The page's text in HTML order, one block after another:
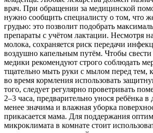
врач. При обращении за медицинской
нужно сообщить специалисту о том, что
грудью: это позволит подобрать
препараты с учётом лактации. Несмотря
молока, сохраняется риск передачи
воздушно капельным путём. Чтобы
медики рекомендуют строго соблюдать
тщательно мыть руки с мылом перед тем,
во время кормления использовать
того, следует регулярно проветривать
2–3 часа, предварительно унося ребёнка
менее значима и влажная уборка
прикасается мама. Для поддержания
микроклимата в комнате стоит